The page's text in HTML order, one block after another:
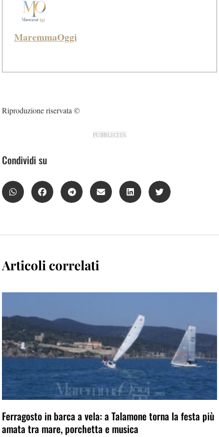
MaremmaOggi
Riproduzione riservata ©
PUBBLICITÀ
Condividi su
Articoli correlati
Ferragosto in barca a vela: a Talamone torna la festa più
amata tra mare, porchetta e musica